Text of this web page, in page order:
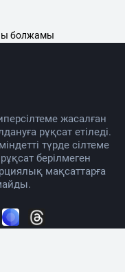
болжамы
жасалған
рұқсат етіледі.
түрде сілтеме
берілмеген
мақсаттарға